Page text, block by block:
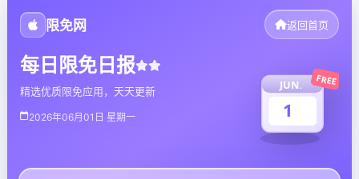
限免网 返回首页
每日限免日报
精选优质限免应用，天天更新
2026年06月01日 星期一
JUN.
1
FREE